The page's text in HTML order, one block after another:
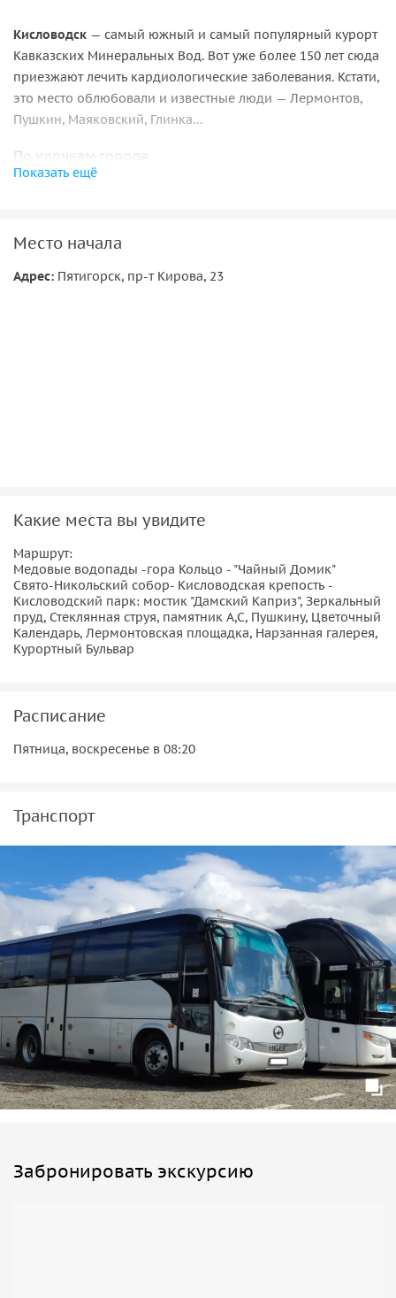
Кисловодск — самый южный и самый популярный курорт
Кавказских Минеральных Вод. Вот уже более 150 лет сюда
приезжают лечить кардиологические заболевания. Кстати,
это место облюбовали и известные люди — Лермонтов,
Пушкин, Маяковский, Глинка…
По улочкам города
Говорливая речка Ольховка
«Княжна Мери»
Маршрут:Средний парк — Нижний парк — Лермонтовская
площадка — Нарзанная галерея — ущелье р. Альконовки —
г. Кольцо — Медовые водопады
Организационные моменты:
часа до отправления. Наш менеджер свяжется с Вами и
оплаты экскурсии за 24 часа, бронь может быть
Показать ещё
Место начала
Адрес: Пятигорск, пр-т Кирова, 23
Какие места вы увидите
Маршрут:
Медовые водопады -гора Кольцо - "Чайный Домик"
Свято-Никольский собор- Кисловодская крепость -
Кисловодский парк: мостик "Дамский Каприз", Зеркальный
пруд, Стеклянная струя, памятник А,С, Пушкину, Цветочный
Календарь, Лермонтовская площадка, Нарзанная галерея,
Курортный Бульвар
Расписание
Пятница, воскресенье в 08:20
Транспорт
Забронировать экскурсию